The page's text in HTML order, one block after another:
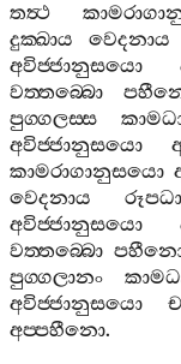
තත්‍ථ
දුක‍්ඛාය
වෙදනාය
අවිජ‍්ජානුසයො
වත‍්තබ‍්බො
පුග‍්ගලස‍්ස
අවිජ‍්ජානුසයො
කාමරාගානුසයො
වෙදනාය
අවිජ‍්ජානුසයො
වත‍්තබ‍්බො
පුග‍්ගලානං
අවිජ‍්ජානුසයො
ච
අප‍්පහීනො.